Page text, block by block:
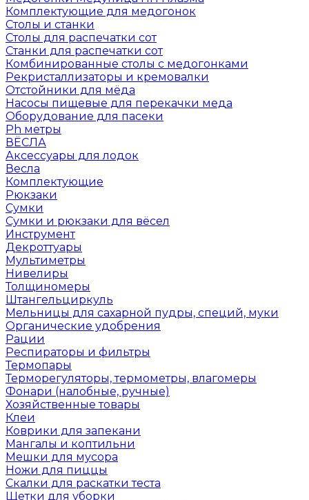
Комплектующие для медогонок
Столы и станки
Столы для распечатки сот
Станки для распечатки сот
Комбинированные столы с медогонками
Рекристаллизаторы и кремовалки
Отстойники для мёда
Насосы пищевые для перекачки меда
Оборудование для пасеки
Ph метры
ВЁСЛА
Аксессуары для лодок
Весла
Комплектующие
Рюкзаки
Сумки
Сумки и рюкзаки для вёсел
Инструмент
Декроттуары
Мультиметры
Нивелиры
Толщиномеры
Штангельциркуль
Мельницы для сахарной пудры, специй, муки
Органические удобрения
Рации
Респираторы и фильтры
Термопары
Терморегуляторы, термометры, влагомеры
Фонари (налобные, ручные)
Хозяйственные товары
Клеи
Коврики для запекани
Мангалы и коптильни
Мешки для мусора
Ножи для пиццы
Скалки для раскатки теста
Щетки для уборки